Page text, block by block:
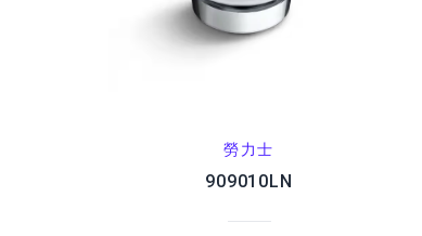
勞力士
909010LN